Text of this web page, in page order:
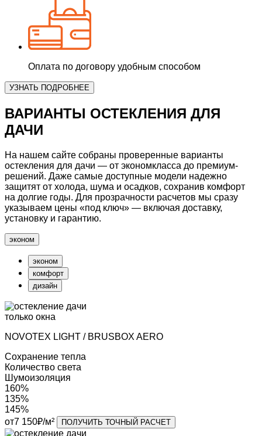
Оплата по договору удобным способом
УЗНАТЬ ПОДРОБНЕЕ
ВАРИАНТЫ ОСТЕКЛЕНИЯ ДЛЯ
ДАЧИ
На нашем сайте собраны проверенные варианты
остекления для дачи — от экономкласса до премиум-
решений. Даже самые доступные модели надежно
защитят от холода, шума и осадков, сохранив комфорт
на долгие годы. Для прозрачности расчетов мы сразу
указываем цены «под ключ» — включая доставку,
установку и гарантию.
эконом
эконом
комфорт
дизайн
только окна
NOVOTEX LIGHT / BRUSBOX AERO
Cохранение тепла
Количество света
Шумоизоляция
160%
135%
145%
от7 150₽/м² ПОЛУЧИТЬ ТОЧНЫЙ РАСЧЕТ